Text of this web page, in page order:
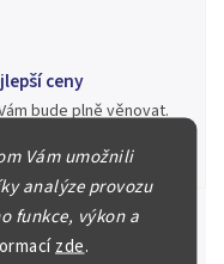
Vám umožnili
analýze provozu
funkce, výkon a
zde.
ceny
bude plně věnovat.
investovat.